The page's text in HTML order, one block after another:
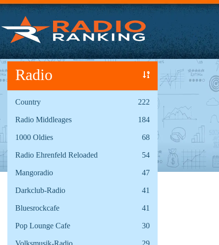
Radio
Country 222
Radio Middleages 184
1000 Oldies 68
Radio Ehrenfeld Reloaded 54
Mangoradio 47
Darkclub-Radio 41
Bluesrockcafe 41
Pop Lounge Cafe 30
Volksmusik-Radio 29